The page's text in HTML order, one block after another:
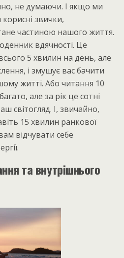
не думаючи. І якщо ми
звички,
частиною нашого життя.
вдячності. Це
5 хвилин на день, але
і змушує вас бачити
житті. Або читання 10
але за рік це сотні
світогляд. І, звичайно,
15 хвилин ранкової
відчувати себе
та внутрішнього